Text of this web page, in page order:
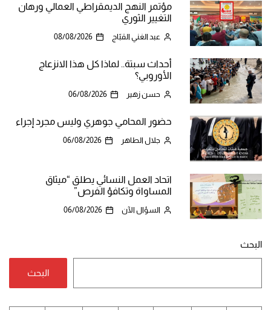
مؤتمر النهج الديمقراطي العمالي ورهان
التغيير الثوري
عبد الغني القبّاج 08/08/2026
أحداث سبتة.. لماذا كل هذا الانزعاج
الأوروبي؟
حسن زهير 06/08/2026
حضور المحامي جوهري وليس مجرد إجراء
جلال الطاهر 06/08/2026
اتحاد العمل النسائي يطلق “ميثاق
المساواة وتكافؤ الفرص”
السؤال الآن 06/08/2026
البحث
البحث